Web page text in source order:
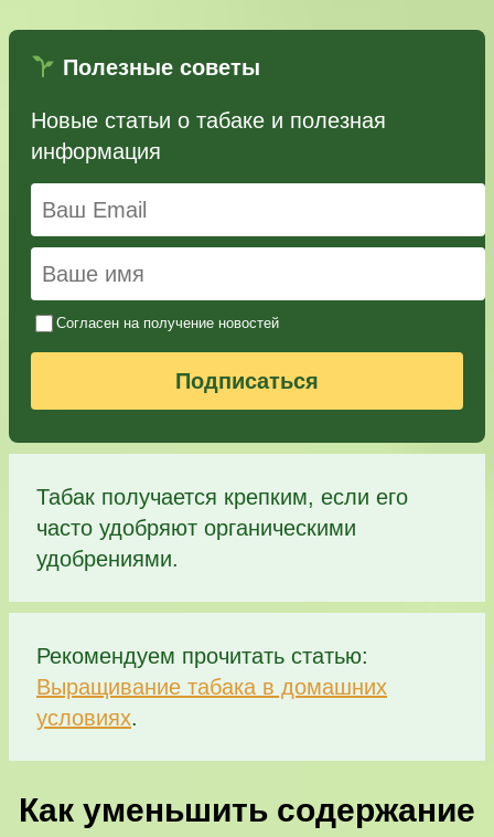
Полезные советы
Новые статьи о табаке и полезная
информация
Согласен на получение новостей
Подписаться
Табак получается крепким, если его
часто удобряют органическими
удобрениями.
Рекомендуем прочитать статью:
Выращивание табака в домашних
условиях.
Как уменьшить содержание